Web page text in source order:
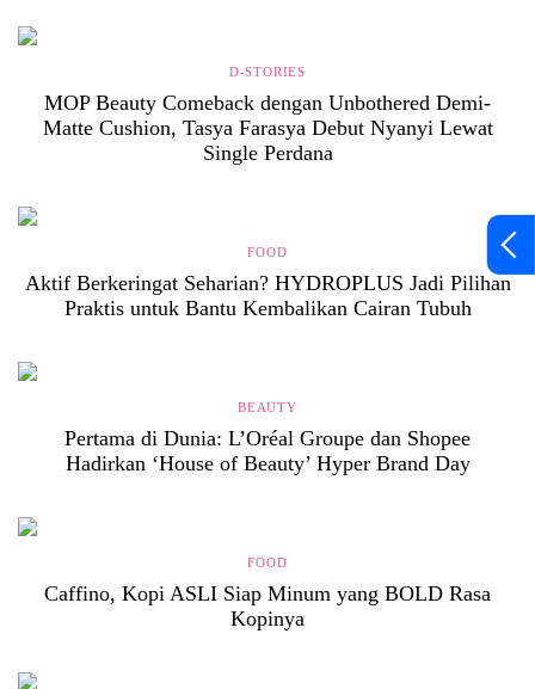
D-STORIES
MOP Beauty Comeback dengan Unbothered Demi-
Matte Cushion, Tasya Farasya Debut Nyanyi Lewat
Single Perdana
FOOD
Aktif Berkeringat Seharian? HYDROPLUS Jadi Pilihan
Praktis untuk Bantu Kembalikan Cairan Tubuh
BEAUTY
Pertama di Dunia: L’Oréal Groupe dan Shopee
Hadirkan ‘House of Beauty’ Hyper Brand Day
FOOD
Caffino, Kopi ASLI Siap Minum yang BOLD Rasa
Kopinya